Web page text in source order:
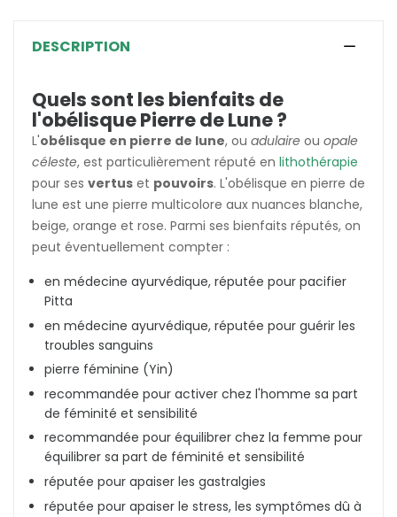
(0 avis)
DESCRIPTION
Quels sont les bienfaits de
l'obélisque Pierre de Lune ?
L'obélisque en pierre de lune, ou adulaire ou opale
céleste, est particulièrement réputé en lithothérapie
pour ses vertus et pouvoirs. L'obélisque en pierre de
lune est une pierre multicolore aux nuances blanche,
beige, orange et rose. Parmi ses bienfaits réputés, on
peut éventuellement compter :
en médecine ayurvédique, réputée pour pacifier
Pitta
en médecine ayurvédique, réputée pour guérir les
troubles sanguins
pierre féminine (Yin)
recommandée pour activer chez l'homme sa part
de féminité et sensibilité
recommandée pour équilibrer chez la femme pour
équilibrer sa part de féminité et sensibilité
réputée pour apaiser les gastralgies
réputée pour apaiser le stress, les symptômes dû à